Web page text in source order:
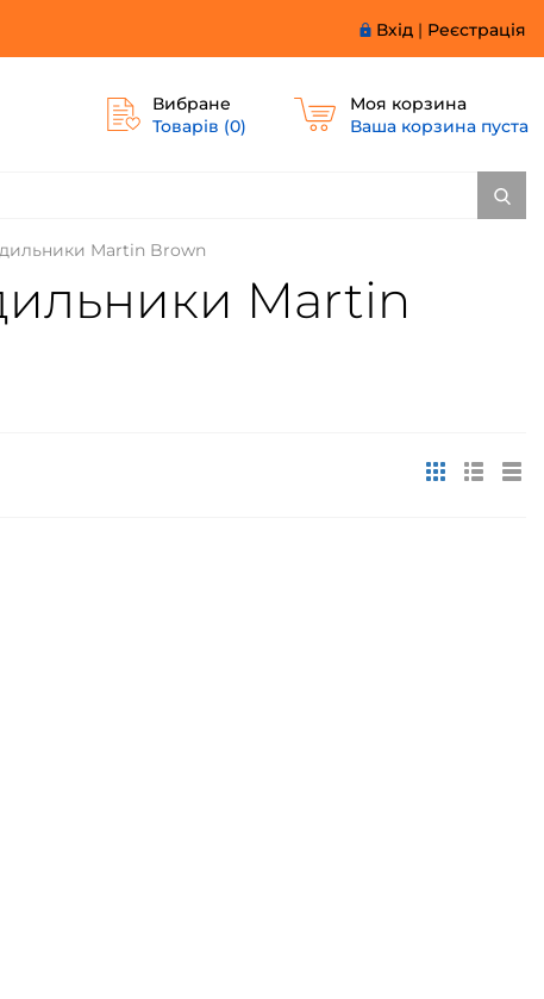
Вхід | Реєстрація
Вибране
Товарів (0)
Моя корзина
Ваша корзина пуста
Martin Brown
Martin